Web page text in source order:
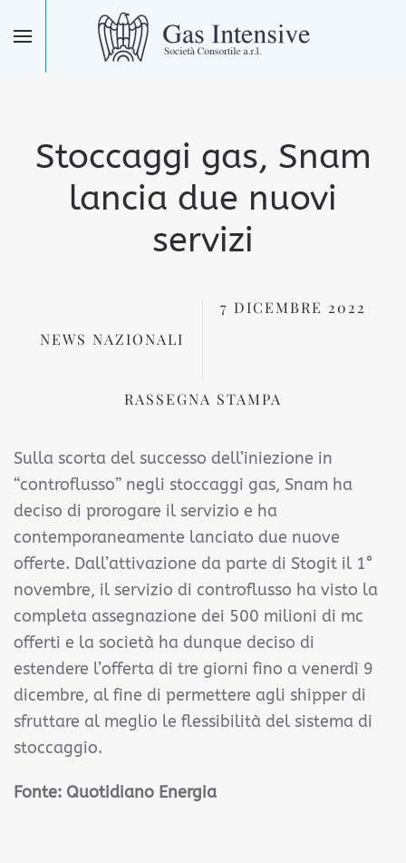
Skip to main content
Stoccaggi gas, Snam
lancia due nuovi
servizi
NEWS NAZIONALI
7 DICEMBRE 2022
RASSEGNA STAMPA
Sulla scorta del successo dell’iniezione in
“controflusso” negli stoccaggi gas, Snam ha
deciso di prorogare il servizio e ha
contemporaneamente lanciato due nuove
offerte. Dall’attivazione da parte di Stogit il 1°
novembre, il servizio di controflusso ha visto la
completa assegnazione dei 500 milioni di mc
offerti e la società ha dunque deciso di
estendere l’offerta di tre giorni fino a venerdì 9
dicembre, al fine di permettere agli shipper di
sfruttare al meglio le flessibilità del sistema di
stoccaggio.
Fonte: Quotidiano Energia